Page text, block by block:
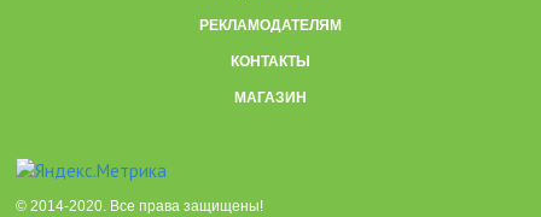
РЕКЛАМОДАТЕЛЯМ
КОНТАКТЫ
МАГАЗИН
© 2014-2020. Все права защищены!